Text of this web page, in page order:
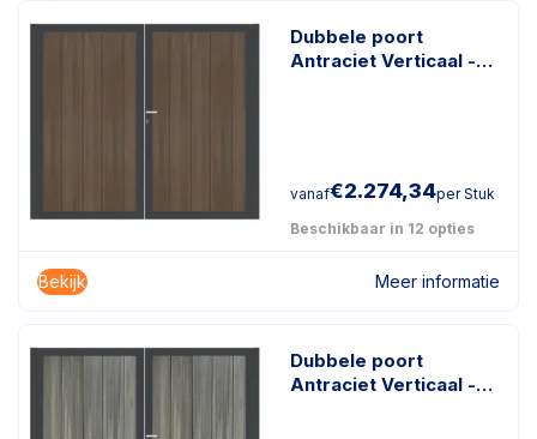
Dubbele poort
Antraciet Verticaal -
vanaf€2.274,34per Stuk
Beschikbaar in 12 opties
Bekijk Meer informatie
Dubbele poort
Antraciet Verticaal -